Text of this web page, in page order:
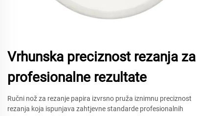
Vrhunska preciznost rezanja za
profesionalne rezultate
Ručni nož za rezanje papira izvrsno pruža iznimnu preciznost
rezanja koja ispunjava zahtjevne standarde profesionalnih